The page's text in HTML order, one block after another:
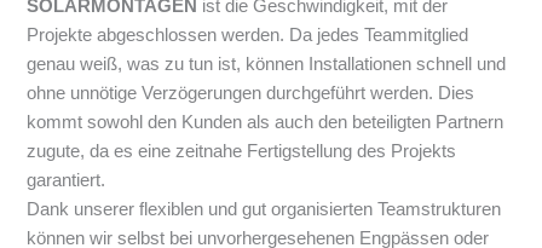
SOLARMONTAGEN ist die Geschwindigkeit, mit der
Projekte abgeschlossen werden. Da jedes Teammitglied
genau weiß, was zu tun ist, können Installationen schnell und
ohne unnötige Verzögerungen durchgeführt werden. Dies
kommt sowohl den Kunden als auch den beteiligten Partnern
zugute, da es eine zeitnahe Fertigstellung des Projekts
garantiert.
Dank unserer flexiblen und gut organisierten Teamstrukturen
können wir selbst bei unvorhergesehenen Engpässen oder